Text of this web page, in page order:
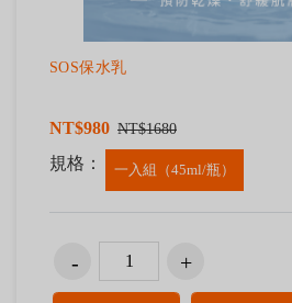
SOS保水乳
NT$980 NT$1680
規格： 一入組（45ml/瓶）